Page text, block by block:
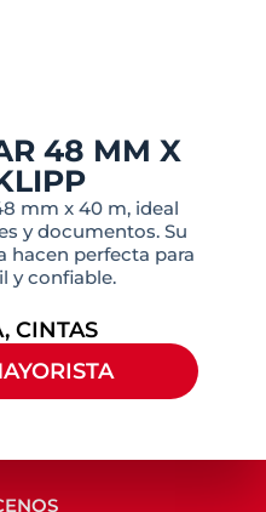
48 MM X
mm x 40 m, ideal
y documentos. Su
hacen perfecta para
y confiable.
, CINTAS